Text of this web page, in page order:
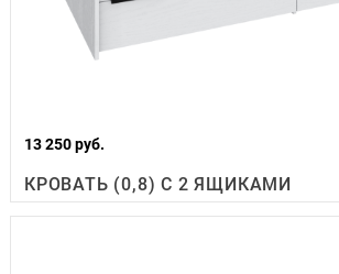
13 250 руб.
КРОВАТЬ (0,8) С 2 ЯЩИКАМИ